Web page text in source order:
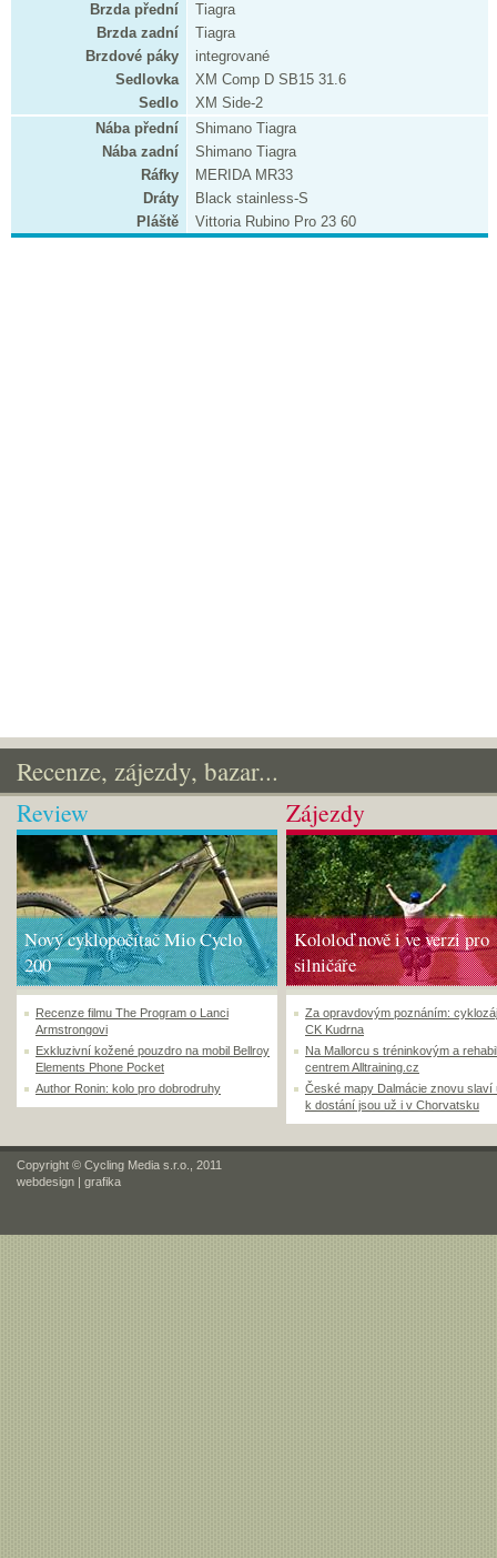
Brzda přední
Tiagra
Brzda zadní
Tiagra
Brzdové páky
integrované
Sedlovka
XM Comp D SB15 31.6
Sedlo
XM Side-2
Nába přední
Shimano Tiagra
Nába zadní
Shimano Tiagra
Ráfky
MERIDA MR33
Dráty
Black stainless-S
Pláště
Vittoria Rubino Pro 23 60
Recenze, zájezdy, bazar...
Review
Nový cyklopočítač Mio Cyclo
200
Recenze filmu The Program o Lanci
Armstrongovi
Exkluzivní kožené pouzdro na mobil Bellroy
Elements Phone Pocket
Author Ronin: kolo pro dobrodruhy
Zájezdy
Kololoď nově i ve verzi pro
silničáře
Za opravdovým poznáním:
CK Kudrna
Na Mallorcu s tréninkovým a
centrem Alltraining.cz
České mapy Dalmácie znovu slaví
k dostání jsou už i v Chorvatsku
Copyright © Cycling Media s.r.o., 2011
webdesign | grafika